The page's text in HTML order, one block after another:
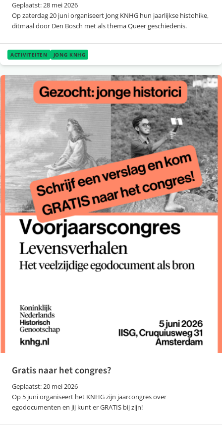
Geplaatst: 28 mei 2026
Op zaterdag 20 juni organiseert Jong KNHG hun jaarlijkse histohike,
ditmaal door Den Bosch met als thema Queer geschiedenis.
ACTIVITEITEN JONG KNHG
Gratis naar het congres?
Geplaatst: 20 mei 2026
Op 5 juni organiseert het KNHG zijn jaarcongres over
egodocumenten en jij kunt er GRATIS bij zijn!